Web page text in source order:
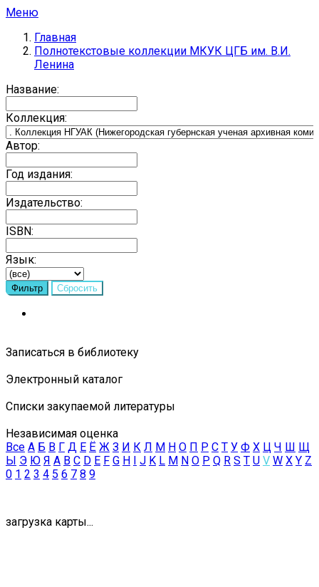
Меню
Главная
Полнотекстовые коллекции МКУК ЦГБ им. В.И.
Ленина
Название:
Коллекция:
Автор:
Год издания:
Издательство:
ISBN:
Язык:
Записаться в библиотеку
Электронный каталог
Списки закупаемой литературы
Независимая оценка
Все А Б В Г Д Е Ё Ж З И К Л М Н О П Р С Т У Ф Х Ц Ч Ш Щ
Ы Э Ю Я A B C D E F G H I J K L M N O P Q R S T U V W X Y Z
0 1 2 3 4 5 6 7 8 9
загрузка карты...